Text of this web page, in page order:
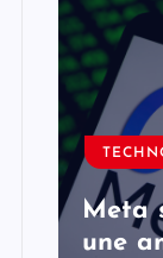
Meta
une